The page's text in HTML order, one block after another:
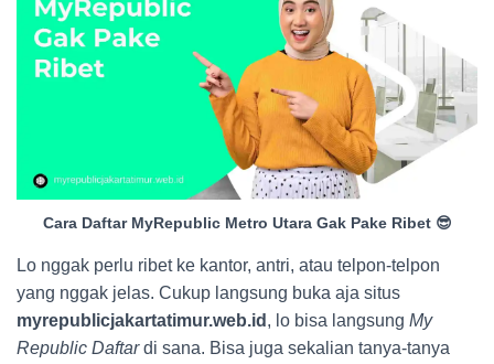
Cara Daftar MyRepublic Metro Utara Gak Pake Ribet 😎
Lo nggak perlu ribet ke kantor, antri, atau telpon-telpon
yang nggak jelas. Cukup langsung buka aja situs
myrepublicjakartatimur.web.id , lo bisa langsung My
Republic Daftardi sana. Bisa juga sekalian tanya-tanya